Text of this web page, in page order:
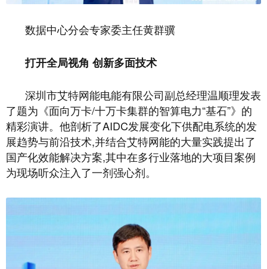
数据中心分会专家委主任黄群骥
打开全局视角 创新多面技术
深圳市艾特网能电能有限公司副总经理温顺理发表
了题为《面向万卡/十万卡集群的智算电力“基石”》的
精彩演讲。他剖析了AIDC发展变化下供配电系统的发
展趋势与前沿技术,并结合艾特网能的大量实践提出了
国产化效能解决方案,其中在多行业落地的大项目案例
为现场听众注入了一剂强心剂。